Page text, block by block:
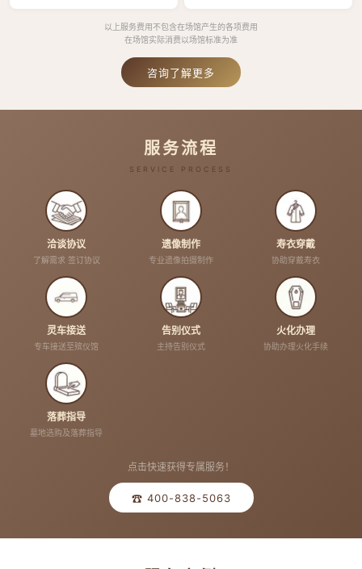
以上服务费用不包含在场馆产生的各项费用
在场馆实际消费以场馆标准为准
咨询了解更多
服务流程
SERVICE PROCESS
洽谈协议
了解需求 签订协议
遗像制作
专业遗像拍摄制作
寿衣穿戴
协助穿戴寿衣
灵车接送
专车接送至殡仪馆
告别仪式
主持告别仪式
火化办理
协助办理火化手续
落葬指导
墓地选购及落葬指导
点击快速获得专属服务！
☎ 400-838-5063